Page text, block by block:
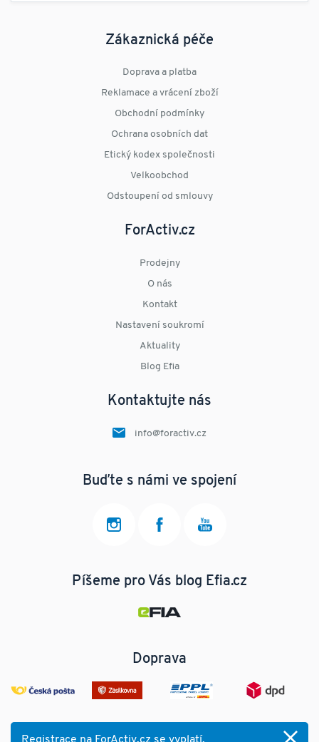
Zákaznická péče
Doprava a platba
Reklamace a vrácení zboží
Obchodní podmínky
Ochrana osobních dat
Etický kodex společnosti
Velkoobchod
Odstoupení od smlouvy
ForActiv.cz
Prodejny
O nás
Kontakt
Nastavení soukromí
Aktuality
Blog Efia
Kontaktujte nás
info@foractiv.cz
Buďte s námi ve spojení
Píšeme pro Vás blog Efia.cz
Doprava